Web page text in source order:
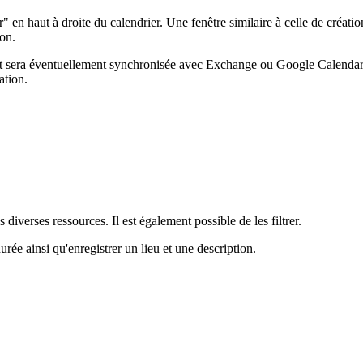
haut à droite du calendrier. Une fenêtre similaire à celle de
éventuellement synchronisée avec Exchange ou Google
ressources. Il est également possible de les filtrer.
ainsi qu'enregistrer un lieu et une description.